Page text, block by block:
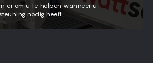
er om u te helpen wanneer u
nodig heeft.